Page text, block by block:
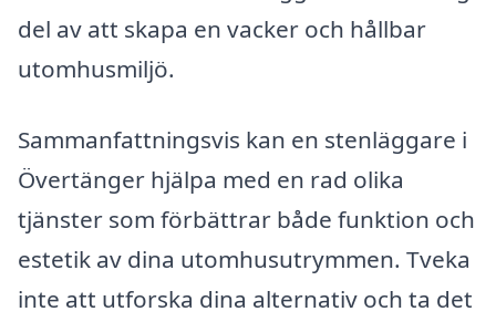
del av att skapa en vacker och hållbar
utomhusmiljö.
Sammanfattningsvis kan en stenläggare i
Övertänger hjälpa med en rad olika
tjänster som förbättrar både funktion och
estetik av dina utomhusutrymmen. Tveka
inte att utforska dina alternativ och ta det